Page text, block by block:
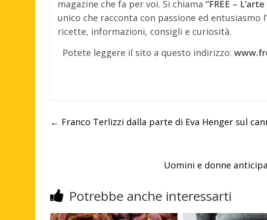
magazine che fa per voi. Si chiama “FREE –
unico che racconta con passione ed
ricette, informazioni, consigli e curiosità.
Potete leggere il sito a questo indirizzo:
← Franco Terlizzi dalla parte di Eva Henger sul
Uomini e donne
Potrebbe anche interessarti